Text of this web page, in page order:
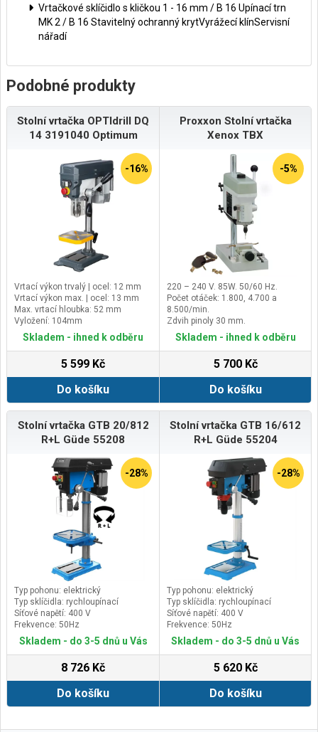
Vrtačkové sklíčidlo s kličkou 1 - 16 mm / B 16 Upínací trn
MK 2 / B 16 Stavitelný ochranný krytVyrážecí klínServisní
nářadí
Podobné produkty
Stolní vrtačka OPTIdrill DQ
14 3191040 Optimum
-16%
Vrtací výkon trvalý | ocel: 12 mm
Vrtací výkon max. | ocel: 13 mm
Max. vrtací hloubka: 52 mm
Vyložení: 104mm
Skladem - ihned k odběru
5 599 Kč
Do košíku
Proxxon Stolní vrtačka
Xenox TBX
-5%
220 – 240 V. 85W. 50/60 Hz.
Počet otáček: 1.800, 4.700 a
8.500/min.
Zdvih pinoly 30 mm.
Vyložení (od sloupu ke středu
vrtacího vřetene) 140 mm.
Skladem - ihned k odběru
5 700 Kč
Do košíku
Stolní vrtačka GTB 20/812
R+L Güde 55208
-28%
Typ pohonu: elektrický
Typ sklíčidla: rychloupínací
Síťové napětí: 400 V
Frekvence: 50Hz
Skladem - do 3-5 dnů u Vás
8 726 Kč
Do košíku
Stolní vrtačka GTB 16/612
R+L Güde 55204
-28%
Typ pohonu: elektrický
Typ sklíčidla: rychloupínací
Síťové napětí: 400 V
Frekvence: 50Hz
Skladem - do 3-5 dnů u Vás
5 620 Kč
Do košíku